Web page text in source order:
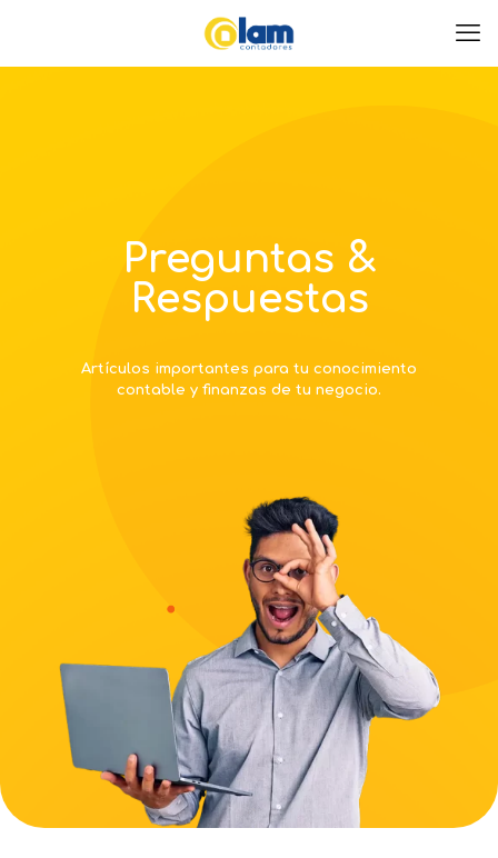
Preguntas &
Respuestas
Artículos importantes para tu conocimiento
contable y finanzas de tu negocio.